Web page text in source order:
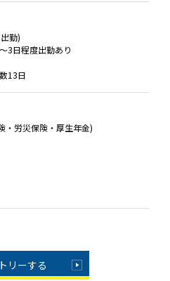
勤)
3日程度出勤あり
13日
・労災保険・厚生年金)
リーする